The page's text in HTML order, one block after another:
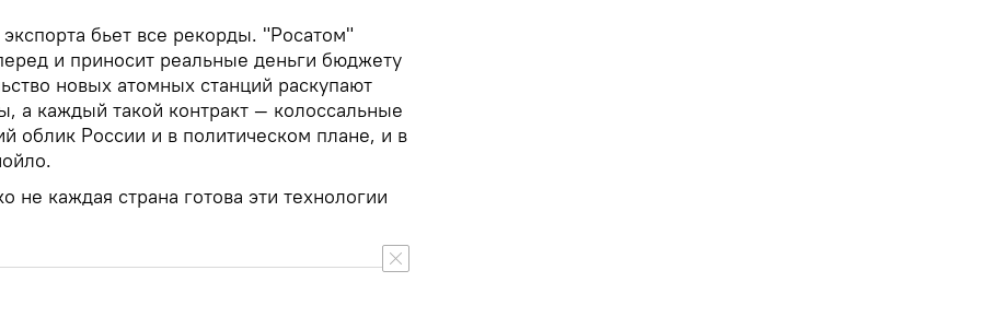
бьет все рекорды. "Росатом"
и приносит реальные деньги бюджету
новых атомных станций раскупают
а каждый такой контракт — колоссальные
облик России и в политическом плане, и в
не каждая страна готова эти технологии